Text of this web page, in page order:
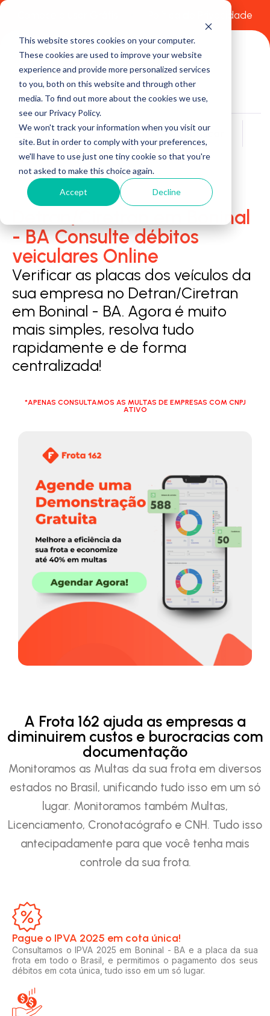
This website stores cookies on your computer.
These cookies are used to improve your website
experience and provide more personalized services
to you, both on this website and through other
media. To find out more about the cookies we use,
see our Privacy Policy.
We won't track your information when you visit our
site. But in order to comply with your preferences,
we'll have to use just one tiny cookie so that you're
not asked to make this choice again.
Accept Decline
Política de Privacidade
Buscar
Detran/Ciretran em Boninal
- BA Consulte débitos
veiculares Online
Verificar as placas dos veículos da
sua empresa no Detran/Ciretran
em Boninal - BA. Agora é muito
mais simples, resolva tudo
rapidamente e de forma
centralizada!
*APENAS CONSULTAMOS AS MULTAS DE EMPRESAS COM CNPJ
ATIVO
A Frota 162 ajuda as empresas a
diminuirem custos e burocracias com
documentação
Monitoramos as Multas da sua frota em diversos
estados no Brasil, unificando tudo isso em um só
lugar. Monitoramos também Multas,
Licenciamento, Cronotacógrafo e CNH. Tudo isso
antecipadamente para que você tenha mais
controle da sua frota.
Pague o IPVA 2025 em cota única!​
Consultamos o IPVA 2025 em Boninal - BA e a placa da sua
frota em todo o Brasil, e permitimos o pagamento dos seus
débitos em cota única, tudo isso em um só lugar.